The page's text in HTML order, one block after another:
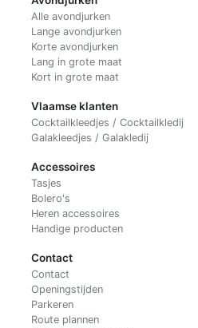
Alle avondjurken
Lange avondjurken
Korte avondjurken
Lang in grote maat
Kort in grote maat
Vlaamse klanten
Cocktailkleedjes / Cocktailkledij
Galakleedjes / Galakledij
Accessoires
Tasjes
Bolero's
Heren accessoires
Handige producten
Contact
Contact
Openingstijden
Parkeren
Route plannen